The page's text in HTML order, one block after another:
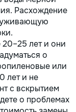
Расхождение
лет и они
о
или
лет и не
с вскрытием
о проблемах